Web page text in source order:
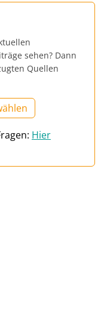
sehen? Dann
Quellen
Hier